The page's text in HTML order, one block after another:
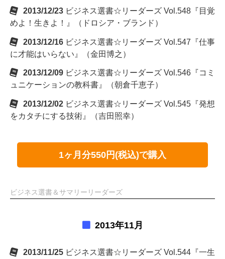
2013/12/23 ビジネス選書☆リーダーズ Vol.548『目覚
めよ！生きよ！』（ドロシア・ブランド）
2013/12/16 ビジネス選書☆リーダーズ Vol.547『仕事
に才能はいらない』（金田博之）
2013/12/09 ビジネス選書☆リーダーズ Vol.546『コミ
ュニケーションの教科書』（朝倉千恵子）
2013/12/02 ビジネス選書☆リーダーズ Vol.545『発想
をカタチにする技術』（吉田照幸）
1ヶ月分550円(税込)で購入
ビジネス選書＆サマリーリーダーズ
2013年11月
2013/11/25 ビジネス選書☆リーダーズ Vol.544『一生